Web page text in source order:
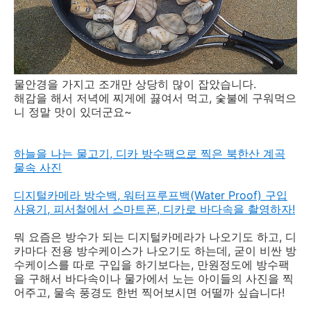
물안경을 가지고 조개만 상당히 많이 잡았습니다.
해감을 해서 저녁에 찌게에 끓여서 먹고, 숯불에 구워먹으
니 정말 맛이 있더군요~
하늘을 나는 물고기, 디카 방수팩으로 찍은 북한산 계곡
물속 사진
디지털카메라 방수백, 워터프루프백(Water Proof) 구입
사용기, 피서철에서 스마트폰, 디카로 바다속을 촬영하자!
뭐 요즘은 방수가 되는 디지털카메라가 나오기도 하고, 디
카마다 전용 방수케이스가 나오기도 하는데, 굳이 비싼 방
수케이스를 따로 구입을 하기보다는, 만원정도에 방수팩
을 구해서 바다속이나 물가에서 노는 아이들의 사진을 찍
어주고, 물속 풍경도 한번 찍어보시면 어떨까 싶습니다!